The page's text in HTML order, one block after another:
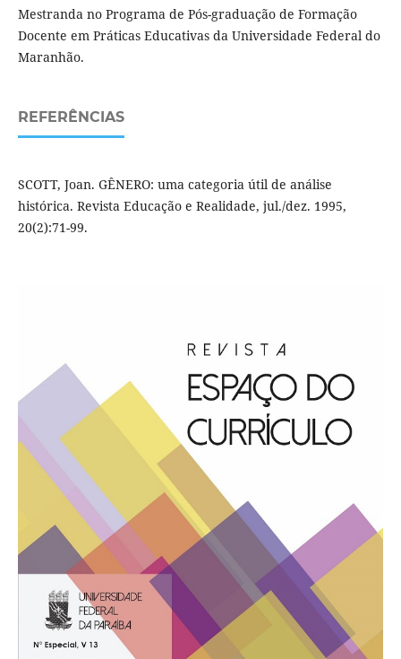
Mestranda no Programa de Pós-graduação de Formação
Docente em Práticas Educativas da Universidade Federal do
Maranhão.
REFERÊNCIAS
SCOTT, Joan. GÊNERO: uma categoria útil de análise
histórica. Revista Educação e Realidade, jul./dez. 1995,
20(2):71-99.